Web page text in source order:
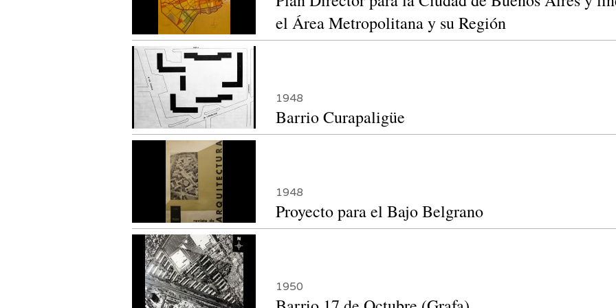
el Área Metropolitana y su Región
1948
Barrio Curapaligüe
1948
Proyecto para el Bajo Belgrano
1950